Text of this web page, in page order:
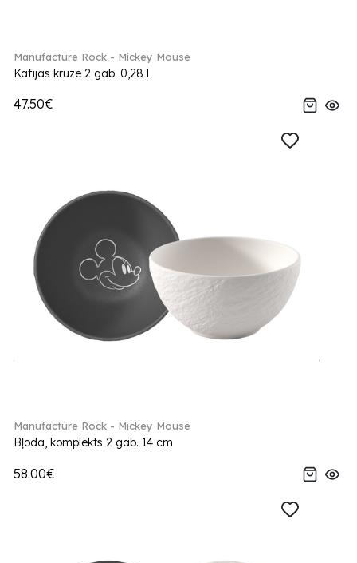
Manufacture Rock - Mickey Mouse
Kafijas kruze 2 gab. 0,28 l
47.50€
Manufacture Rock - Mickey Mouse
Bļoda, komplekts 2 gab. 14 cm
58.00€